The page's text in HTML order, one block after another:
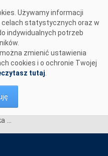
Używamy informacji
celach statystycznych oraz w
indywidualnych potrzeb
zmienić ustawienia
cookies i o ochronie Twojej
tutaj
Polska włączona do europejskiego mechanizmu jednolitego łączenia rynków dnia bieżącego (Single Intra-Day Coupling – SIDC/XBID)